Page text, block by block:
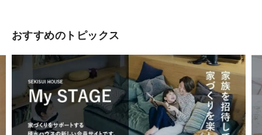
おすすめのトピックス